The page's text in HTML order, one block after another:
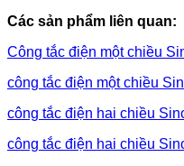
Các sản phẩm liên quan:
Công tắc điện một chiều
công tắc điện một chiều
công tắc điện hai chiều
công tắc điện hai chiều